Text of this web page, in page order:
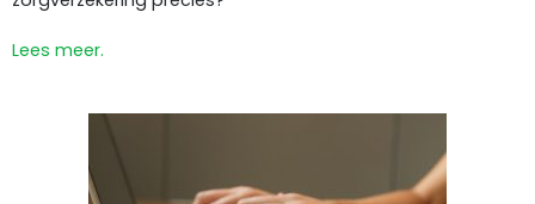
Lees meer.